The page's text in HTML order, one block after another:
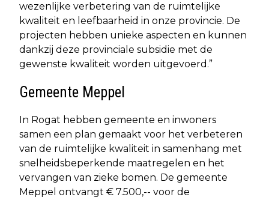
wezenlijke verbetering van de ruimtelijke
kwaliteit en leefbaarheid in onze provincie. De
projecten hebben unieke aspecten en kunnen
dankzij deze provinciale subsidie met de
gewenste kwaliteit worden uitgevoerd.”
Gemeente Meppel
In Rogat hebben gemeente en inwoners
samen een plan gemaakt voor het verbeteren
van de ruimtelijke kwaliteit in samenhang met
snelheidsbeperkende maatregelen en het
vervangen van zieke bomen. De gemeente
Meppel ontvangt € 7.500,-- voor de